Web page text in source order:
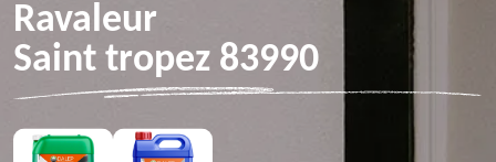
Ravaleur
Saint tropez 83990